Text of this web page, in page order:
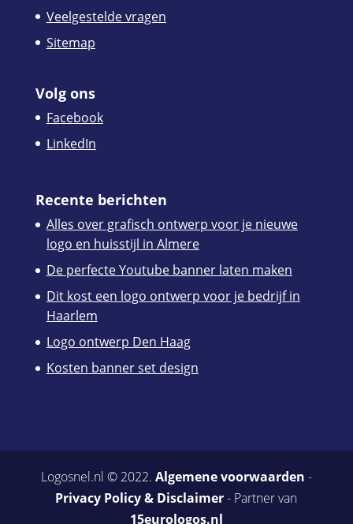
Veelgestelde vragen
Sitemap
Volg ons
Facebook
LinkedIn
Recente berichten
Alles over grafisch ontwerp voor je nieuwe
logo en huisstijl in Almere
De perfecte Youtube banner laten maken
Dit kost een logo ontwerp voor je bedrijf in
Haarlem
Logo ontwerp Den Haag
Kosten banner set design
Logosnel.nl © 2022. Algemene voorwaarden -
Privacy Policy & Disclaimer- Partner van
15eurologos.nl